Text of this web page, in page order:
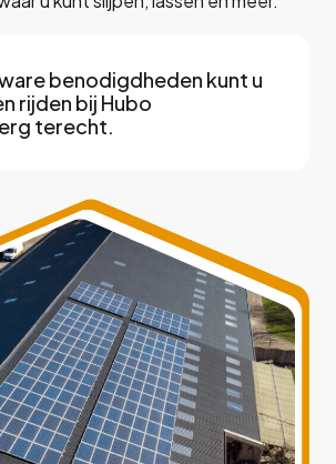
benodigdheden kunt u
rijden bij Hubo
terecht.